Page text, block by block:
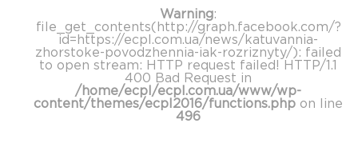
Warning:
file_get_contents(http://graph.facebook.com/?
id=https://ecpl.com.ua/news/katuvannia-
zhorstoke-povodzhennia-iak-rozriznyty/): failed
to open stream: HTTP request failed! HTTP/1.1
400 Bad Request in
/home/ecpl/ecpl.com.ua/www/wp-
content/themes/ecpl2016/functions.php on line
496